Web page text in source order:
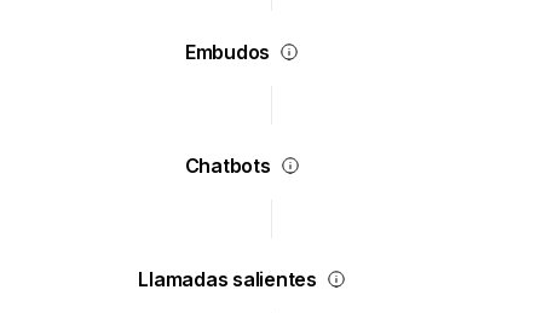
Embudos
Chatbots
Llamadas salientes